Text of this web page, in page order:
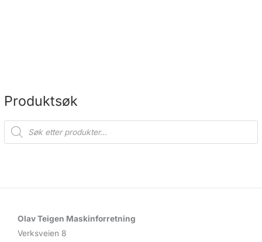
Produktsøk
P
d
Olav Teigen Maskinforretning
Verksveien 8